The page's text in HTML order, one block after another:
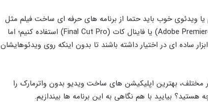
ویدئوی خوب باید حتما از برنامه های حرفه ای ساخت فیلم مثل
سونی وگاس (Sony Vegas)، ادوبی پریمیر (Adobe Premiere Pro) یا فاینال کات (Final Cut Pro) استفاده کنیم؛ اما
ساده ای در اختیار داشته باشند تا بدون اینکه روی ویدئوهایشان
مختلف، بهترین اپلیکیشن های ساخت ویدیو بدون واترمارک را
بیایید با هم نگاهی به این برنامه ها بیندازیم.